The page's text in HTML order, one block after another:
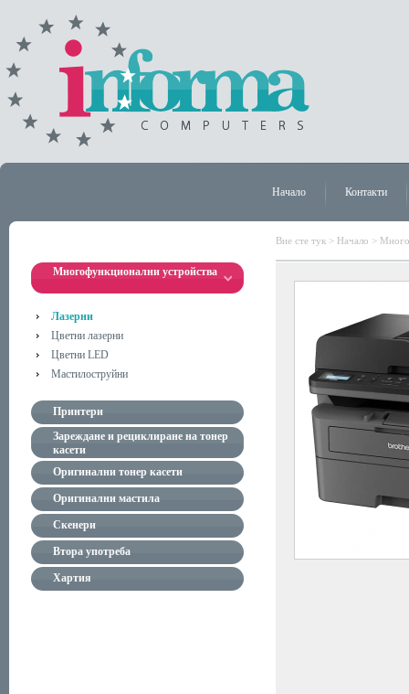
Начало Контакти
Многофункционални устройства
Лазерни
Цветни лазерни
Цветни LED
Мастилоструйни
Принтери
Зареждане и рециклиране на тонер
касети
Оригинални тонер касети
Оригинални мастила
Скенери
Втора употреба
Хартия
Вие сте тук > Начало >